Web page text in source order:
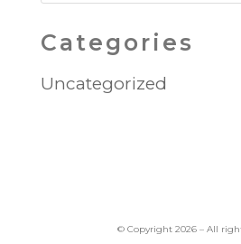
Categories
Uncategorized
© Copyright 2026 – All